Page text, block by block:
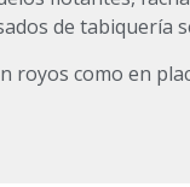
de tabiquería
royos como en